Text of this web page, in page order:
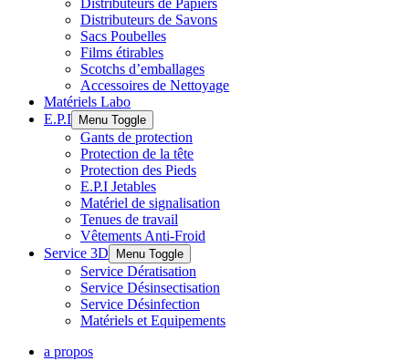
Distributeurs de Savons
Sacs Poubelles
Films étirables
Scotchs d’emballages
Accessoires de Nettoyage
Matériels Labo
E.P.I Menu Toggle
Gants de protection
Protection de la tête
Protection des Pieds
E.P.I Jetables
Matériel de signalisation
Tenues de travail
Vêtements Anti-Froid
Service 3D
Menu Toggle
Service Dératisation
Service Désinsectisation
Service Désinfection
Matériels et Equipements
a propos